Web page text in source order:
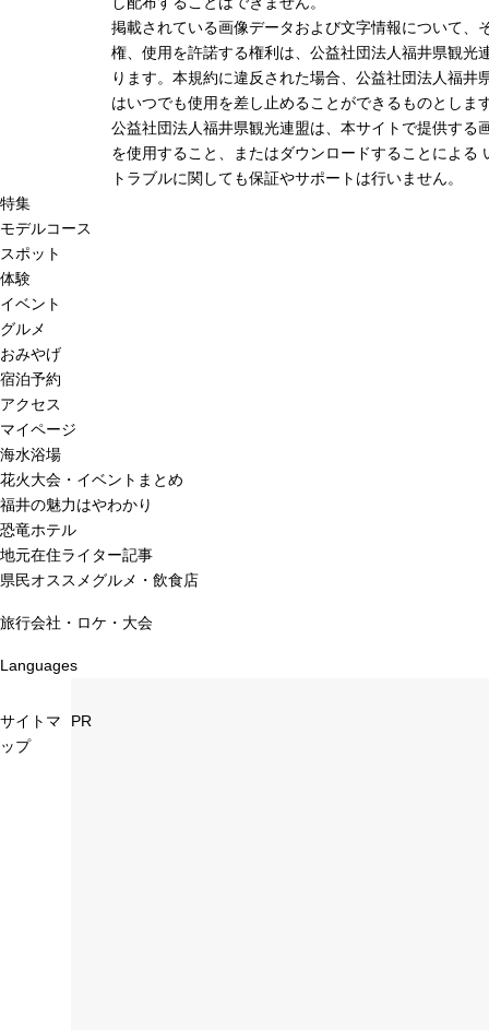
掲載されている画像データおよび文字情報について、
権、使用を許諾する権利は、公益社団法人福井県観光
ります。本規約に違反された場合、公益社団法人福井
はいつでも使用を差し止めることができるものとしま
公益社団法人福井県観光連盟は、本サイトで提供する
を使用すること、またはダウンロードすることによる
トラブルに関しても保証やサポートは行いません。
特集
モデルコース
スポット
体験
イベント
グルメ
おみやげ
宿泊予約
アクセス
マイページ
海水浴場
花火大会・イベントまとめ
福井の魅力はやわかり
恐竜ホテル
地元在住ライター記事
県民オススメグルメ・飲食店
旅行会社・ロケ・大会
Languages
サイトマ
ップ
PR